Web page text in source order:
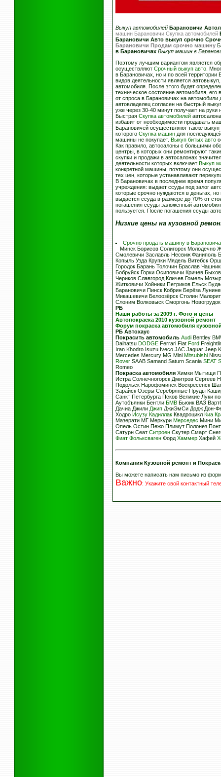
Выкуп автомобилей Барановичи
машин Барановичи Скупка автомобилей
Барановичи Авто выкуп срочно
Барановичи Продам срочно машину
в Барановичах Выкуп машин в
Поэтому лучшим вариантом является
осуществляют Срочный выкуп авто .
в Барановичах, но и по всей территории
видов деятельности является
автомобиля. После этого будет
техническое состояние автомобиля,
от спроса в Барановичах на
автовладелец согласен на быстрый
уже через 30-40 минут получает на руки
Быстрая Скупка автомобилей
избавит от необходимости продавать
Барановичей осуществляют также
которого Скупка машин для
машины не покупает. Выкуп битых авто
Как правило, автосалоны с большими
центры, в которых они ремонтируют
скупки и продажи в автосалонах
деятельности которых включает Выкуп
конкретной машины, поэтому они
тех цен, которые устанавливают
В Барановичах в последнее время
учреждения: выдает ссуды под залог
которые срочно нуждаются в деньгах,
выдается ссуда в размере до 70% от
погашения ссуды заложенный
пользуется. После погашения ссуды
Низкие цены на кузовной
Срочно продать машину в
Минск Борисов Солигорск Молодечно
Смолевичи Заславль Несвиж Фаниполь
Копыль Узда Крупки Мядель Витебск
Городок Барань Толочин Браслав
Бобруйск Горки Осиповичи Кричев
Чериков Славгород Кличев Гомель
Житковичи Хойники Петриков Ельск
Барановичи Пинск Кобрин Берёза
Микашевичи Белоозёрск Столин
Слоним Волковыск Сморгонь
РБ
Наши работы за 2009 г. Фото и цены
Автопокраска 2010 кузовной ремонт
Форум покраска автомобиля
РБ Автохаус
Покрасить автомобиль Audi Bentley
Daihatsu DODGE Ferrari Fiat Ford
Iran Khodro Isuzu Iveco JAC Jaguar Jeep
Mercedes Mercury MG Mini Mitsubishi
Rover SAAB Samand Saturn Scania SEAT
Romeo
Покраска автомобиля Химки Мытищи
Истра Солнечногорск Дмитров Сергеев
Подольск Нарофоминск Воскресенск
Зарайск Озеры Серебряные Пруды
Санкт Петербурга Псков Великие Луки
Аутобъянки Бентли БМВ Бьюик ВАЗ
Дачиа Джили Джип ДжиЭмСи Додж Дон-
Ходро Исузу Кадиллак Квадроцикл Киа
Мазерати МГ Меркури Мерседес Мини
Опель Остин Пежо Плимут Полонез
Сатурн Сеат Ситроен Скутер Смарт
Фиат Фольксваген Форд Хаммер Хафей
Компания Кузовной ремонт и
Вы можете написать нам письмо из
Важно: Укажите свой контактный